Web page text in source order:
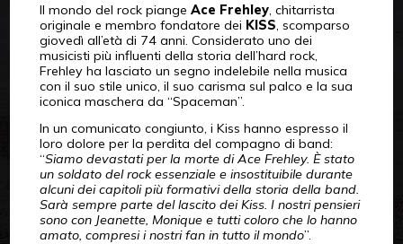
Il mondo del rock piange Ace Frehley, chitarrista
originale e membro fondatore dei KISS , scomparso
giovedì all’età di 74 anni. Considerato uno dei
musicisti più influenti della storia dell’hard rock,
Frehley ha lasciato un segno indelebile nella musica
con il suo stile unico, il suo carisma sul palco e la sua
iconica maschera da “Spaceman”.
In un comunicato congiunto, i Kiss hanno espresso il
loro dolore per la perdita del compagno di band:
“Siamo devastati per la morte di Ace Frehley. È stato
un soldato del rock essenziale e insostituibile durante
alcuni dei capitoli più formativi della storia della band.
Sarà sempre parte del lascito dei Kiss. I nostri pensieri
sono con Jeanette, Monique e tutti coloro che lo hanno
amato, compresi i nostri fan in tutto il mondo”.